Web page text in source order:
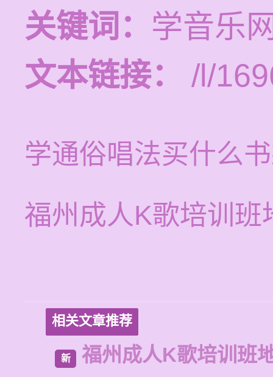
关键词： 学音乐
文本链接：
/l/
学通俗唱法买什么
福州成人K歌培训班
相关文章推荐
新 福州成人K歌培训班